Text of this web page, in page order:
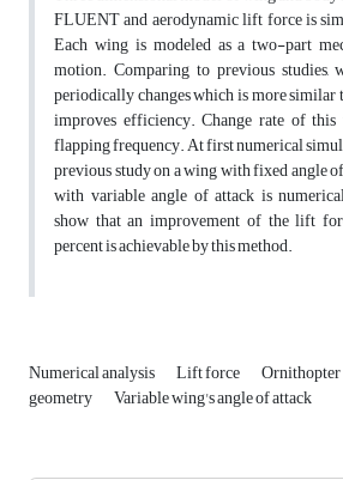
FLUENT and aerodynamic lift force is
Each wing is modeled as a two-part
motion. Comparing to previous studies,
periodically changes which is more
improves efficiency. Change rate of
flapping frequency. At first numerical
previous study on a wing with fixed angle
with variable angle of attack is
show that an improvement of the lift
percent is achievable by this method.
Numerical analysis Lift force Ornithopter
geometry Variable wing's angle of attack